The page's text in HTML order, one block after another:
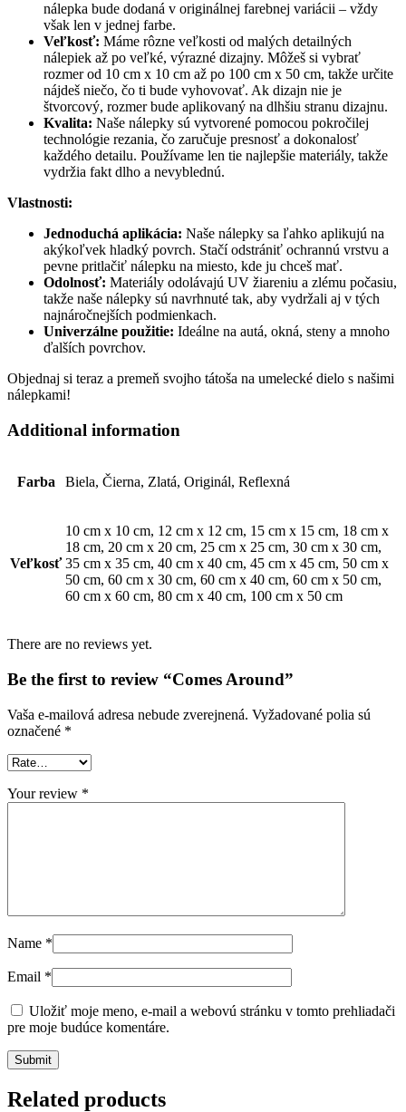
nálepka bude dodaná v originálnej farebnej variácii – vždy
však len v jednej farbe.
Veľkosť: Máme rôzne veľkosti od malých detailných
nálepiek až po veľké, výrazné dizajny. Môžeš si vybrať
rozmer od 10 cm x 10 cm až po 100 cm x 50 cm, takže určite
nájdeš niečo, čo ti bude vyhovovať. Ak dizajn nie je
štvorcový, rozmer bude aplikovaný na dlhšiu stranu dizajnu.
Kvalita: Naše nálepky sú vytvorené pomocou pokročilej
technológie rezania, čo zaručuje presnosť a dokonalosť
každého detailu. Používame len tie najlepšie materiály, takže
vydržia fakt dlho a nevyblednú.
Vlastnosti:
Jednoduchá aplikácia: Naše nálepky sa ľahko aplikujú na
akýkoľvek hladký povrch. Stačí odstrániť ochrannú vrstvu a
pevne pritlačiť nálepku na miesto, kde ju chceš mať.
Odolnosť: Materiály odolávajú UV žiareniu a zlému počasiu,
takže naše nálepky sú navrhnuté tak, aby vydržali aj v tých
najnáročnejších podmienkach.
Univerzálne použitie: Ideálne na autá, okná, steny a mnoho
ďalších povrchov.
Objednaj si teraz a premeň svojho tátoša na umelecké dielo s našimi
nálepkami!
Additional information
Farba Biela, Čierna, Zlatá, Originál, Reflexná
Veľkosť
10 cm x 10 cm, 12 cm x 12 cm, 15 cm x 15 cm, 18 cm x
18 cm, 20 cm x 20 cm, 25 cm x 25 cm, 30 cm x 30 cm,
35 cm x 35 cm, 40 cm x 40 cm, 45 cm x 45 cm, 50 cm x
50 cm, 60 cm x 30 cm, 60 cm x 40 cm, 60 cm x 50 cm,
60 cm x 60 cm, 80 cm x 40 cm, 100 cm x 50 cm
There are no reviews yet.
Be the first to review “Comes Around”
Vaša e-mailová adresa nebude zverejnená. Vyžadované polia sú
označené *
Your review *
Name *
Email *
Uložiť moje meno, e-mail a webovú stránku v tomto prehliadači
pre moje budúce komentáre.
Related products